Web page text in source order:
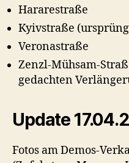
Hararestraße
Kyivstraße
Veronastraße
Zenzl-Mühsam-
gedachten
Update
Fotos am Demos-